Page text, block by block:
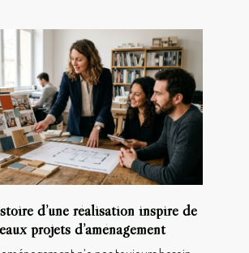
d’une réalisation inspire de
projets d’aménagement